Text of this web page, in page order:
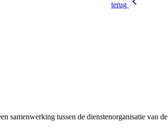
terug
samenwerking tussen de dienstenorganisatie van de